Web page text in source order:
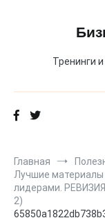
Тренинги
Главная
Лучшие материалы
лидерами. РЕВИЗИЯ
2)